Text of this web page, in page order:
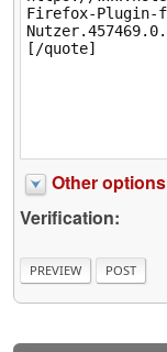
Other options
Verification: